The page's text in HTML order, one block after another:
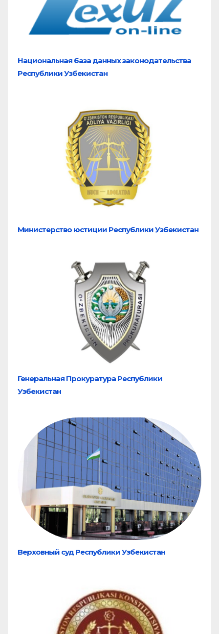
Национальная база данных законодательства
Республики Узбекистан
Министерство юстиции Республики Узбекистан
Генеральная Прокуратура Республики
Узбекистан
Верховный суд Республики Узбекистан